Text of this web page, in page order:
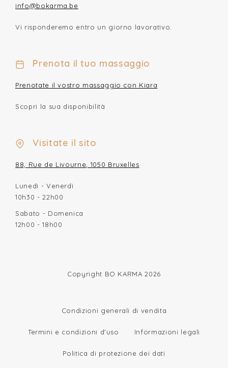
info@bokarma.be
Vi risponderemo entro un giorno lavorativo.
Prenota il tuo massaggio
Prenotate il vostro massaggio con Kiara
Scopri la sua disponibilità
Visitate il sito
88, Rue de Livourne, 1050 Bruxelles
Lunedì - Venerdì
10h30 - 22h00
Sabato - Domenica
12h00 - 18h00
Copyright BO KARMA 2026
Condizioni generali di vendita
Termini e condizioni d'uso Informazioni legali
Politica di protezione dei dati